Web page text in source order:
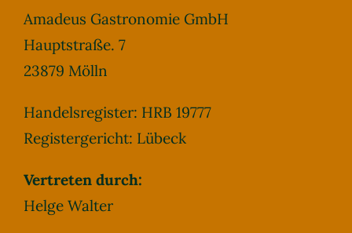
Kontakt
Amadeus Gastronomie GmbH
Hauptstraße. 7
23879 Mölln
Handelsregister: HRB 19777
Registergericht: Lübeck
Vertreten durch:
Helge Walter